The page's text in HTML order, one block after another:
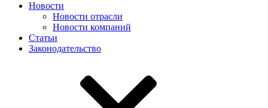
Новости
Новости отрасли
Новости компаний
Статьи
Законодательство